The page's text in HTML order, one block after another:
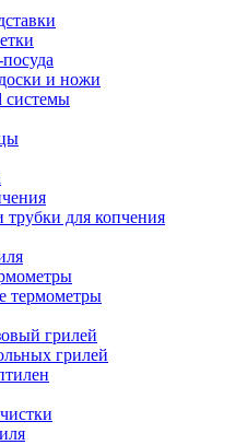
и ножи
системы
для копчения
термометры
грилей
грилей